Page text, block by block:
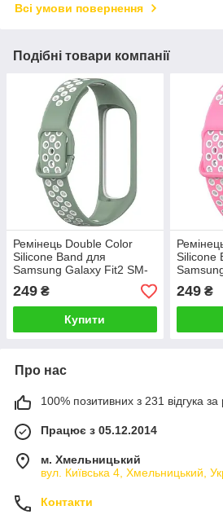
Всі умови повернення
Подібні товари компанії
Ремінець Double Color
Silicone Band для
Samsung Galaxy Fit2 SM-
R220 Light Green / White
249 ₴
Купити
Silicone
R220
249₴
Про нас
100% позитивних з 231 відгука за
Працює з 05.12.2014
м. Хмельницький
вул. Київська 4, Хмельницький,
Контакти